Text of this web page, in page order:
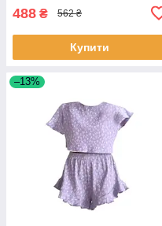
488 ₴ 562 ₴
Купити
–13%